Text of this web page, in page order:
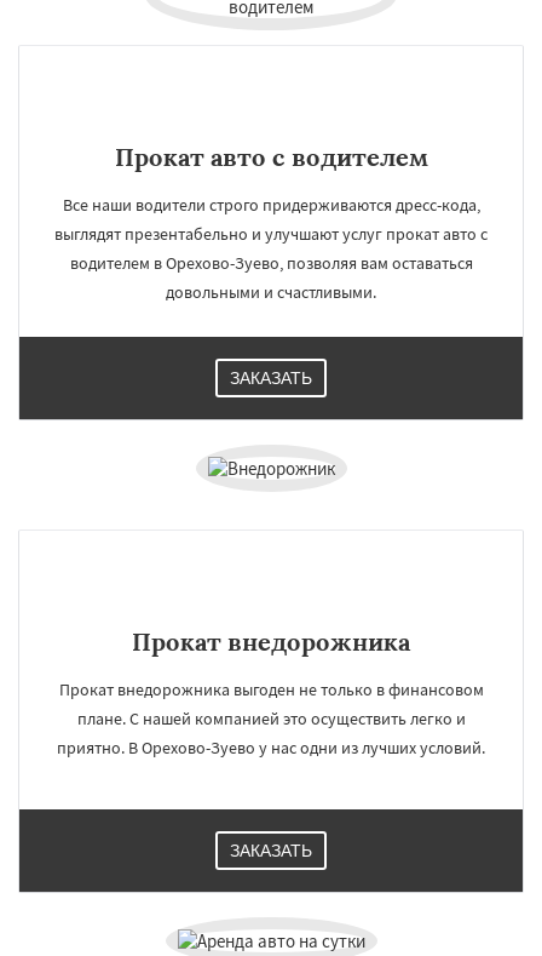
Прокат авто с водителем
Все наши водители строго придерживаются дресс-кода,
выглядят презентабельно и улучшают услуг прокат авто с
водителем в Орехово-Зуево, позволяя вам оставаться
довольными и счастливыми.
ЗАКАЗАТЬ
Прокат внедорожника
Прокат внедорожника выгоден не только в финансовом
плане. С нашей компанией это осуществить легко и
приятно. В Орехово-Зуево у нас одни из лучших условий.
ЗАКАЗАТЬ